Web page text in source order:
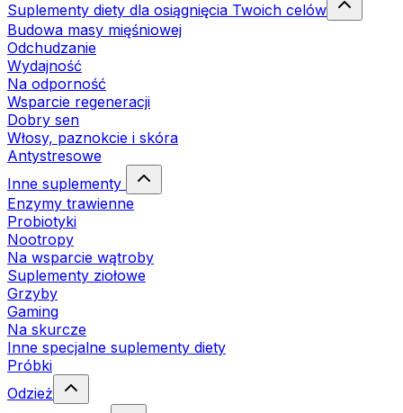
Suplementy diety dla osiągnięcia Twoich celów
Budowa masy mięśniowej
Odchudzanie
Wydajność
Na odporność
Wsparcie regeneracji
Dobry sen
Włosy, paznokcie i skóra
Antystresowe
Inne suplementy
Enzymy trawienne
Probiotyki
Nootropy
Na wsparcie wątroby
Suplementy ziołowe
Grzyby
Gaming
Na skurcze
Inne specjalne suplementy diety
Próbki
Odzież